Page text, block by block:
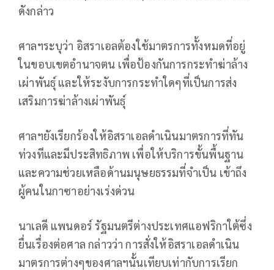
ดังกล่าว
ศาลฯระบุว่า อิสราเอลต้องใช้มาตรการทั้งหมดที่อยู่
ในขอบเขตอำนาจตน เพื่อป้องกันการกระทำฆ่าล้าง
เผ่าพันธุ์ และให้ระงับการกระทำใดๆที่เป็นการส่ง
เสริมการฆ่าล้างเผ่าพันธุ์
ศาลฯยังเรียกร้องให้อิสราเอลดำเนินมาตรการที่ทัน
ท่วงทีและมีประสิทธิภาพ เพื่อให้บริการขั้นพื้นฐาน
และความช่วยเหลือด้านมนุษยธรรมที่จำเป็น เข้าถึง
ผู้คนในกาซาอย่างเร่งด่วน
นาเลดี แพนดอร์ รัฐมนตรีต่างประเทศแอฟริกาใต้ซึ่ง
ยื่นเรื่องต่อศาล กล่าวว่า การสั่งให้อิสราเอลดำเนิน
มาตรการต่างๆของศาลฯนั้นเทียบเท่ากับการเรียก